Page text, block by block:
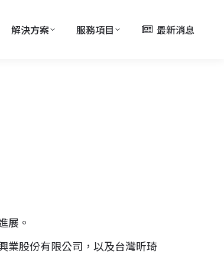
解決方案 服務項目 最新消息
展。
股份有限公司，以及台灣昕琦